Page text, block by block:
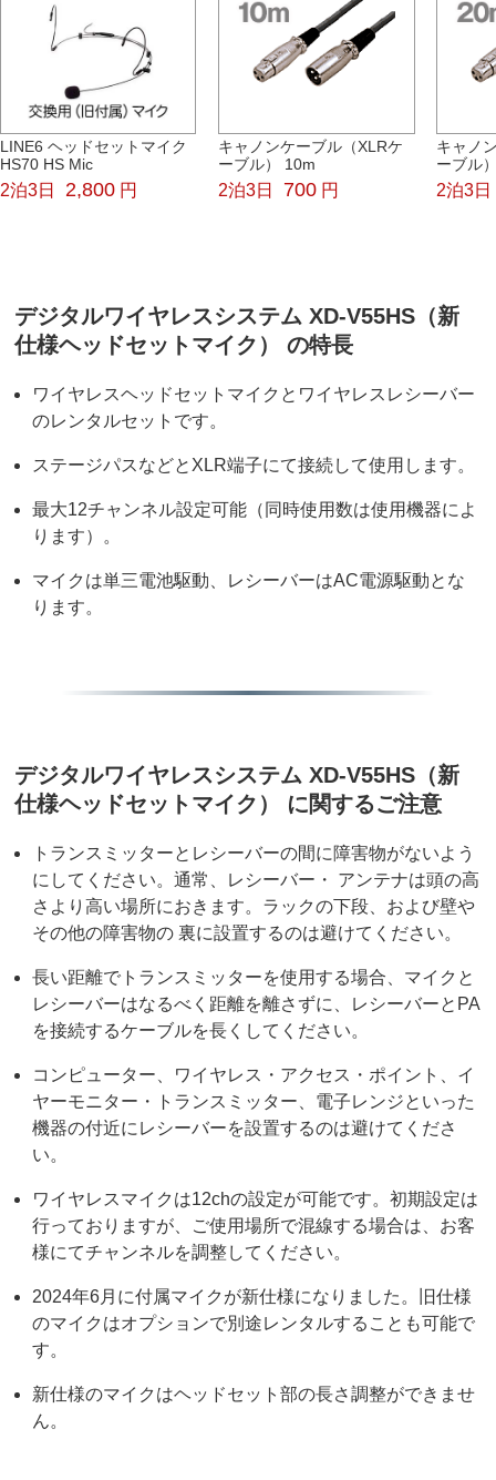
LINE6 ヘッドセットマイク
HS70 HS Mic
2泊3日 2,800 円
キャノンケーブル（XLRケ
ーブル） 10m
2泊3日 700 円
キャノ
ーブル
2泊3日
デジタルワイヤレスシステム XD-V55HS（新
仕様ヘッドセットマイク） の特長
ワイヤレスヘッドセットマイクとワイヤレスレシーバー
のレンタルセットです。
ステージパスなどとXLR端子にて接続して使用します。
最大12チャンネル設定可能（同時使用数は使用機器によ
ります）。
マイクは単三電池駆動、レシーバーはAC電源駆動とな
ります。
デジタルワイヤレスシステム XD-V55HS（新
仕様ヘッドセットマイク） に関するご注意
トランスミッターとレシーバーの間に障害物がないよう
にしてください。通常、レシーバー・ アンテナは頭の高
さより高い場所におきます。ラックの下段、および壁や
その他の障害物の 裏に設置するのは避けてください。
長い距離でトランスミッターを使用する場合、マイクと
レシーバーはなるべく距離を離さずに、レシーバーとPA
を接続するケーブルを長くしてください。
コンピューター、ワイヤレス・アクセス・ポイント、イ
ヤーモニター・トランスミッター、電子レンジといった
機器の付近にレシーバーを設置するのは避けてくださ
い。
ワイヤレスマイクは12chの設定が可能です。初期設定は
行っておりますが、ご使用場所で混線する場合は、お客
様にてチャンネルを調整してください。
2024年6月に付属マイクが新仕様になりました。旧仕様
のマイクはオプションで別途レンタルすることも可能で
す。
新仕様のマイクはヘッドセット部の長さ調整ができませ
ん。